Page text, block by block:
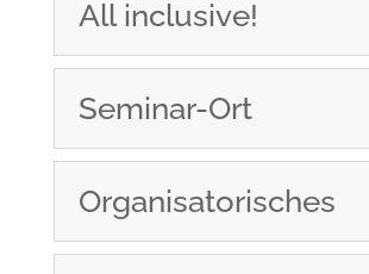
All inclusive!
Seminar-Ort
Organisatorisches